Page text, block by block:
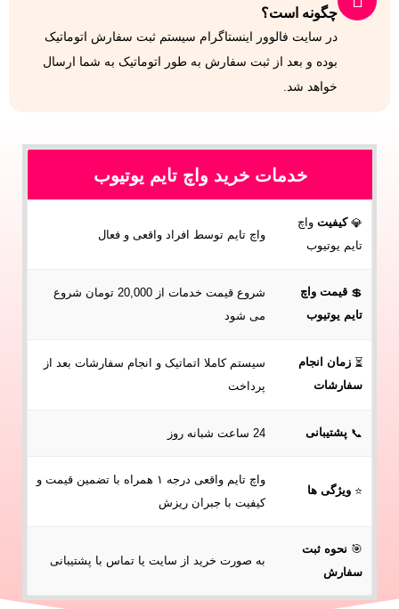
چگونه است؟
در سایت فالوور اینستاگرام سیستم ثبت سفارش اتوماتیک
بوده و بعد از ثبت سفارش به طور اتوماتیک به شما ارسال
خواهد شد.
خدمات خرید واچ تایم یوتیوب
💎 کیفیت واچ
تایم یوتیوب
واچ تایم توسط افراد واقعی و فعال
💲 قیمت واچ
تایم یوتیوب
شروع قیمت خدمات از 20,000 تومان شروع
می شود
⏳ زمان انجام
سفارشات
سیستم کاملا اتماتیک و انجام سفارشات بعد از
پرداخت
📞 پشتیبانی 24 ساعت شبانه روز
⭐ ویژگی ها
واچ تایم واقعی درجه ۱ همراه با تضمین قیمت و
کیفیت با جبران ریزش
🎯 نحوه ثبت
سفارش
به صورت خرید از سایت یا تماس با پشتیبانی